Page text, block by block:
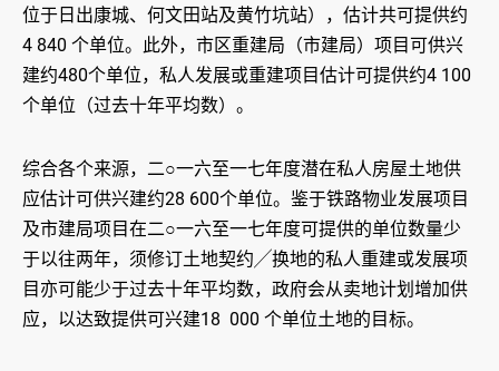
位于日出康城、何文田站及黄竹坑站），估计共可提供约
4 840 个单位。此外，市区重建局（市建局）项目可供兴
建约480个单位，私人发展或重建项目估计可提供约4 100
个单位（过去十年平均数）。
综合各个来源，二○一六至一七年度潜在私人房屋土地供
应估计可供兴建约28 600个单位。鉴于铁路物业发展项目
及市建局项目在二○一六至一七年度可提供的单位数量少
于以往两年，须修订土地契约╱换地的私人重建或发展项
目亦可能少于过去十年平均数，政府会从卖地计划增加供
应，以达致提供可兴建18 000 个单位土地的目标。